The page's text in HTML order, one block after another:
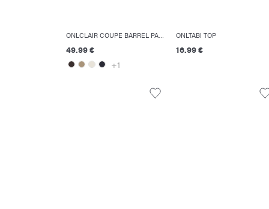
ONLCLAIR COUPE BARREL PANTALON
49.99 €
+1
ONLTABI TOP
16.99 €